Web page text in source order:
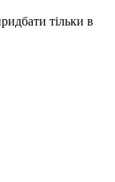
тільки в